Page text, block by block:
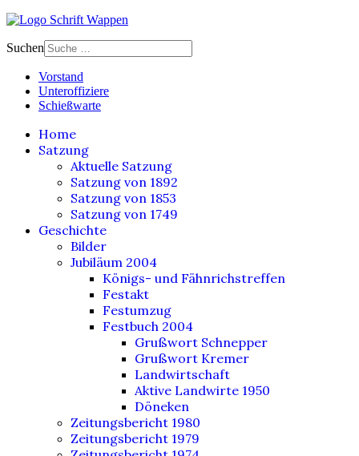
Suchen
Vorstand
Unteroffiziere
Schießwarte
Home
Satzung
Aktuelle Satzung
Satzung von 1892
Satzung von 1853
Satzung von 1749
Geschichte
Bilder
Jubiläum 2004
Königs- und Fähnrichstreffen
Festakt
Festumzug
Festbuch 2004
Grußwort Schnepper
Grußwort Kremer
Landwirtschaft
Aktive Landwirte 1950
Döneken
Zeitungsbericht 1980
Zeitungsbericht 1979